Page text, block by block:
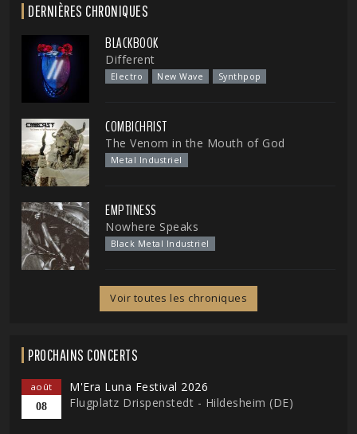
DERNIÈRES CHRONIQUES
BLACKBOOK
Different
Electro New Wave Synthpop
COMBICHRIST
The Venom in the Mouth of God
Metal Industriel
EMPTINESS
Nowhere Speaks
Black Metal Industriel
Voir toutes les chroniques
PROCHAINS CONCERTS
août
08
M'Era Luna Festival 2026
Flugplatz Drispenstedt - Hildesheim (DE)